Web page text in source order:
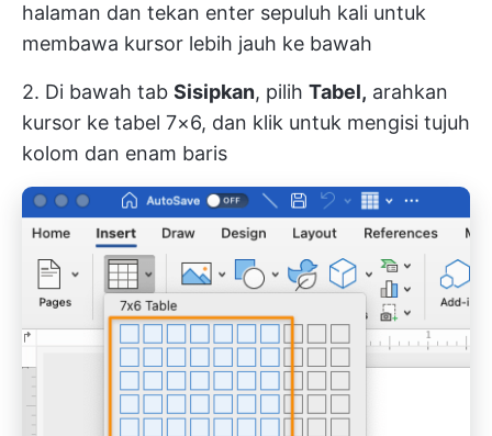
halaman dan tekan enter sepuluh kali untuk
membawa kursor lebih jauh ke bawah
2. Di bawah tab Sisipkan, pilih Tabel, arahkan
kursor ke tabel 7×6, dan klik untuk mengisi tujuh
kolom dan enam baris